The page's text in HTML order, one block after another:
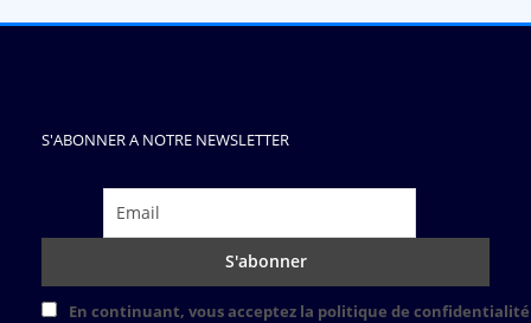
S'ABONNER A NOTRE NEWSLETTER
En continuant, vous acceptez la politique de confidentialité